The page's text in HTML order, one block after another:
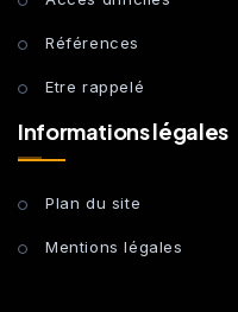
Références
Etre rappelé
Informations légales
Plan du site
Mentions légales